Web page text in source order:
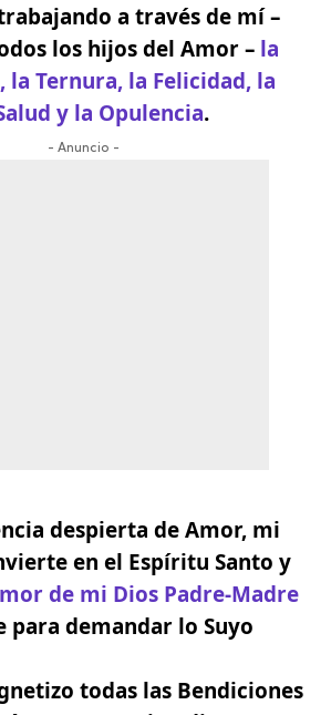
a través de mí –
los hijos del Amor – la
la Ternura, la Felicidad, la
y la Opulencia.
- Anuncio -
despierta de Amor, mi
en el Espíritu Santo y
de mi Dios Padre-Madre
para demandar lo Suyo
todas las Bendiciones